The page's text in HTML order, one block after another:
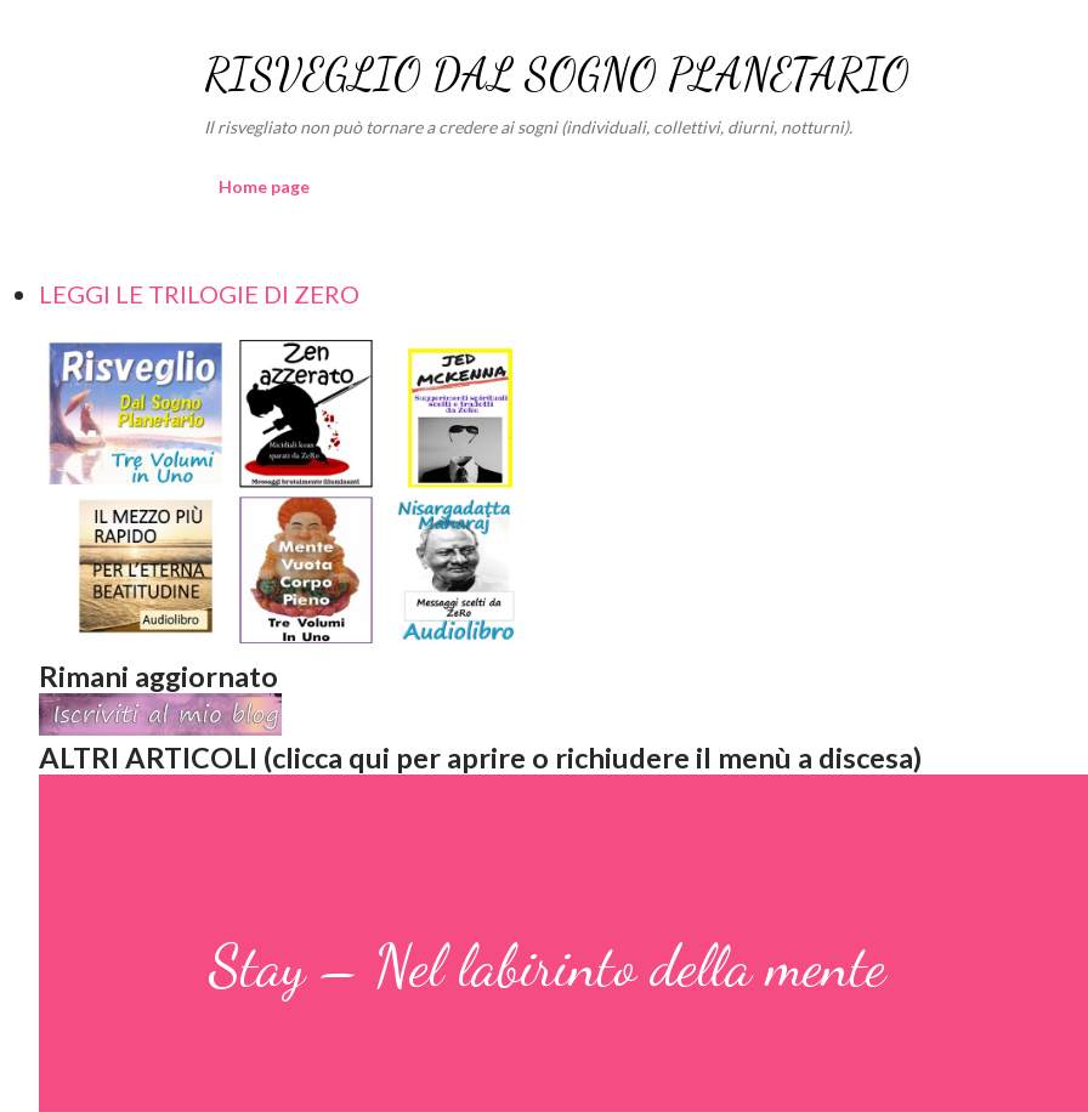
RISVEGLIO DAL SOGNO PLANETARIO
Il risvegliato non può tornare a credere ai sogni (individuali, collettivi, diurni, notturni).
Home page
LEGGI LE TRILOGIE DI ZERO
Rimani aggiornato
ALTRI ARTICOLI (clicca qui per aprire o richiudere il menù a discesa)
Stay – Nel labirinto della mente